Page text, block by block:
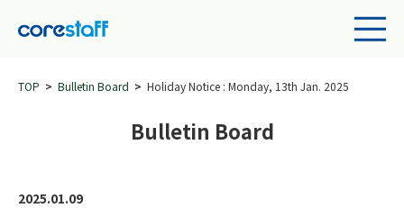
TOP Bulletin Board Holiday Notice : Monday, 13th Jan. 2025
Bulletin Board
2025.01.09